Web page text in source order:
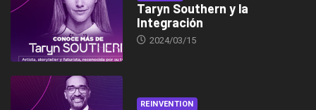
Taryn Southern y la
Integración
2024/03/15
REINVENTION